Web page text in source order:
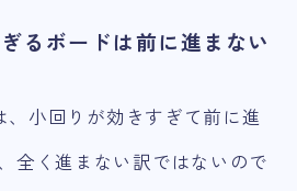
るボードは前に進まない
小回りが効きすぎて前に進
全く進まない訳ではないので